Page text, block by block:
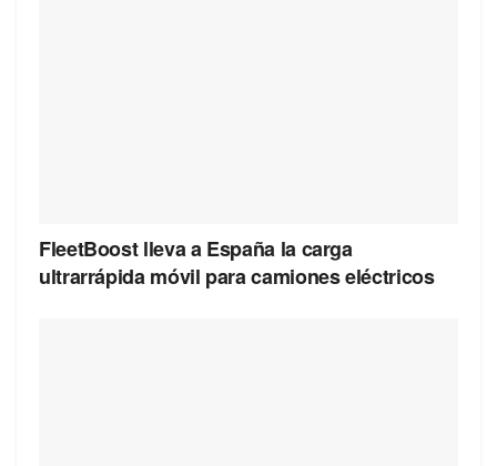
FleetBoost lleva a España la carga
ultrarrápida móvil para camiones eléctricos